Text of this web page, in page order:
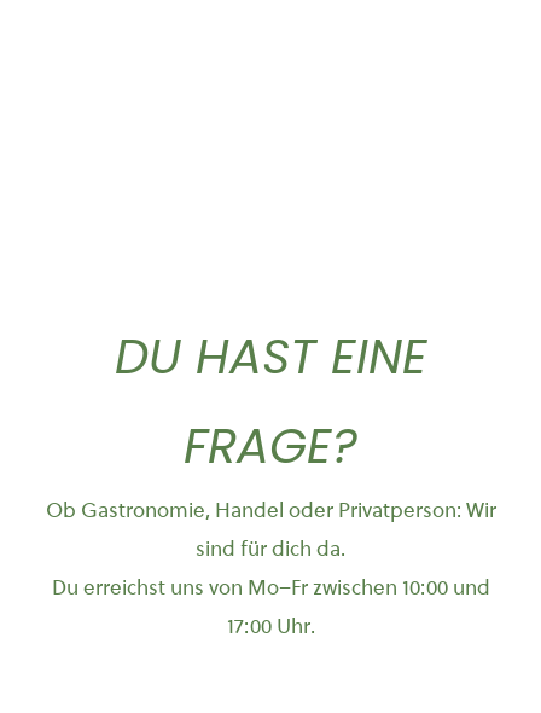
DU HAST EINE
FRAGE?
Ob Gastronomie, Handel oder Privatperson: Wir
sind für dich da.
Du erreichst uns von Mo–Fr zwischen 10:00 und
17:00 Uhr.